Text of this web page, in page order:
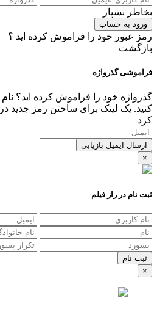
بخاطر بسپار
ورود به حساب
رمز عبور خود را فراموش کرده اید ؟
بازگشت
فراموشی گذرواژه
گذرواژه خود را فراموش کرده اید؟ نام
کنید. یک لینک برای ساختن رمز جدید
کرد
ارسال ایمیل بازیابی
×
ثبت نام در راز فیلم
×